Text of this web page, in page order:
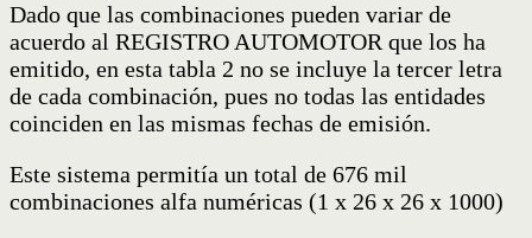
Dado que las combinaciones pueden variar de
acuerdo al REGISTRO AUTOMOTOR que los ha
emitido, en esta tabla 2 no se incluye la tercer letra
de cada combinación, pues no todas las entidades
coinciden en las mismas fechas de emisión.
Este sistema permitía un total de 676 mil
combinaciones alfa numéricas (1 x 26 x 26 x 1000)